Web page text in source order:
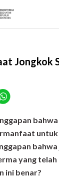
Jongkok
untuk
bahwa
yang
ini benar?